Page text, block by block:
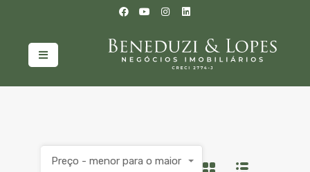
Preço - menor para o maior